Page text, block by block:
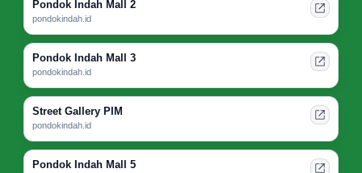
Pondok Indah Mall 2
pondokindah.id
Pondok Indah Mall 3
pondokindah.id
Street Gallery PIM
pondokindah.id
Pondok Indah Mall 5